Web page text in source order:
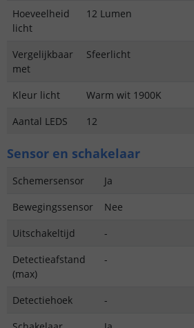
Hoeveelheid
licht
12 Lumen
Vergelijkbaar
met
Sfeerlicht
Kleur licht
Warm wit 1900K
Aantal LEDS
12
Sensor en schakelaar
Schemersensor
Ja
Bewegingssensor
Nee
Uitschakeltijd
-
Detectieafstand
(max)
-
Detectiehoek
-